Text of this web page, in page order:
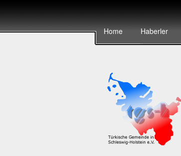
Home Haberler